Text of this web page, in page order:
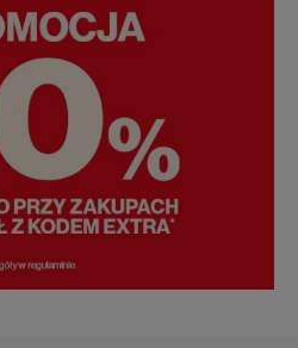
BUTY DLA DZIEWCZYNKI
0-4 lat
4-8 lat
9-16 lat